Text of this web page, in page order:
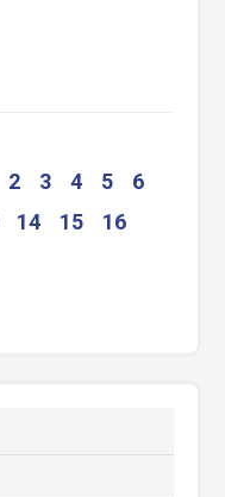
2 3 4 5
6
14 15
16